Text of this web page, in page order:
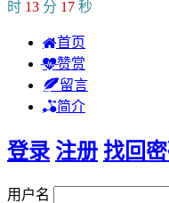
时 13 分 18 秒
首页
赞赏
留言
简介
登录 注册 找回
用户名